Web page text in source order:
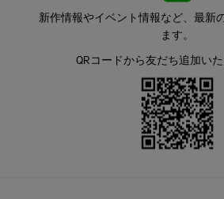
新作情報やイベント情報など、最新
ます。
QRコードから友だち追加いた